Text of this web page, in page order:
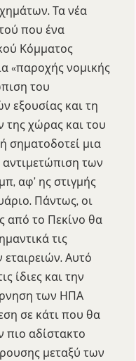
Τα νέα
που ένα
Κόμματος
«παροχής νομικής
του
εξουσίας και τη
χώρας και του
σηματοδοτεί μια
των
αφ’ ης στιγμής
Πάντως, οι
από το Πεκίνο θα
τις
εταιρειών. Αυτό
ίδιες και την
των ΗΠΑ
σε κάτι που θα
πιο αδίστακτο
μεταξύ των